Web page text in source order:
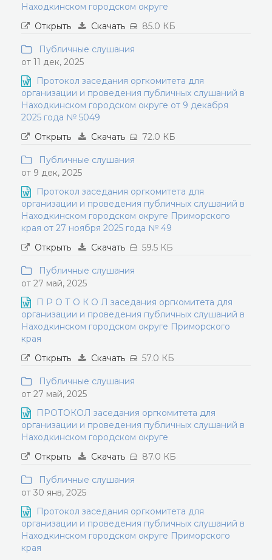
Находкинском городском округе
Открыть
Скачать 85.0 КБ
Публичные слушания
от 11 дек, 2025
Протокол заседания оргкомитета для
организации и проведения публичных слушаний в
Находкинском городском округе от 9 декабря
2025 года № 5049
Открыть
Скачать 72.0 КБ
Публичные слушания
от 9 дек, 2025
Протокол заседания оргкомитета для
организации и проведения публичных слушаний в
Находкинском городском округе Приморского
края от 27 ноября 2025 года № 49
Открыть
Скачать 59.5 КБ
Публичные слушания
от 27 май, 2025
П Р О Т О К О Л заседания оргкомитета для
организации и проведения публичных слушаний в
Находкинском городском округе Приморского
края
Открыть
Скачать 57.0 КБ
Публичные слушания
от 27 май, 2025
ПРОТОКОЛ заседания оргкомитета для
организации и проведения публичных слушаний в
Находкинском городском округе
Открыть
Скачать 87.0 КБ
Публичные слушания
от 30 янв, 2025
Протокол заседания оргкомитета для
организации и проведения публичных слушаний в
Находкинском городском округе Приморского
края